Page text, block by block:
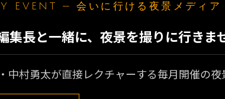
EVENT — 会いに行ける夜景メディア
集長と一緒に、夜景を撮りに行きま
中村勇太が直接レクチャーする毎月開催の夜